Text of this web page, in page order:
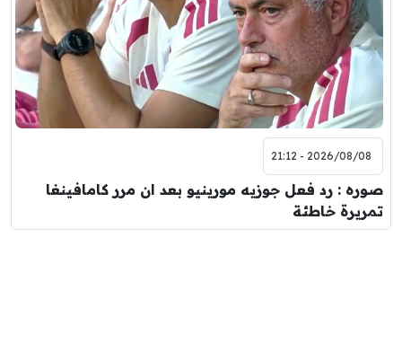
2026/08/08 - 21:12
صوره : رد فعل جوزيه مورينيو بعد ان مرر كامافينغا
تمريرة خاطئة